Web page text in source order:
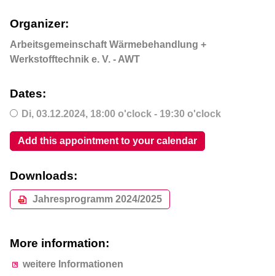
Organizer:
Arbeitsgemeinschaft Wärmebehandlung +
Werkstofftechnik e. V. - AWT
Dates:
Di,03.12.2024, 18:00 o'clock - 19:30 o'clock
Add this appointment to your calendar
Downloads:
Jahresprogramm 2024/2025
More information:
weitere Informationen